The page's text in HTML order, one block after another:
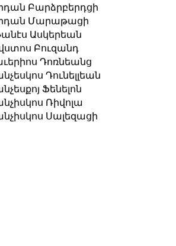
Բարձրբերդցի
Մարաթացի
Ասկերեան
Բուզանդ
Դոռնեանց
Դունելլեան
Ֆենելոն
Ռիվոլա
Սալեզացի